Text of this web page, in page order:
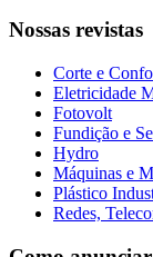
Nossas revistas
Corte e
Eletricidade
Fotovolt
Fundição e
Hydro
Máquinas e
Plástico
Redes,